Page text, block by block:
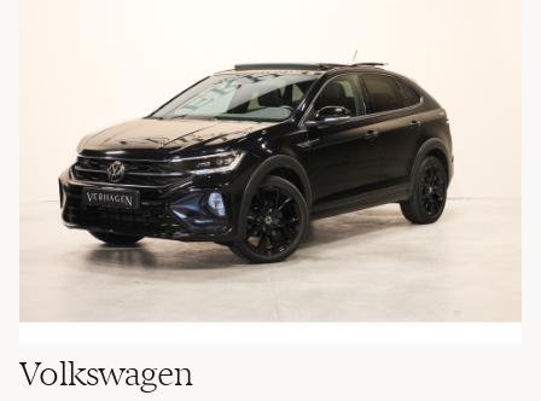
Volkswagen